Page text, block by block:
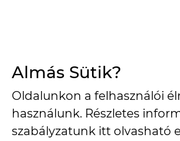
1134 Budapest, Angyalföldi út
info@egyedialma.hu
Almás Sütik?
Oldalunkon a felhasználói
használunk. Részletes
szabályzatunk itt olvasható